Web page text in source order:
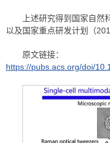
上述研究得到国家自然
以及国家重点研发计划（
原文链接：
https://pubs.acs.org/doi/